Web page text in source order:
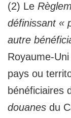
(2) Le
définissant «
autre
Royaume-
pays ou
bénéficiaires
douanes du